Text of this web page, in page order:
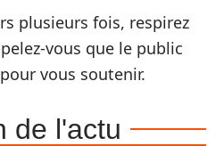
plusieurs fois, respirez
vous que le public
vous soutenir.
de l'actu